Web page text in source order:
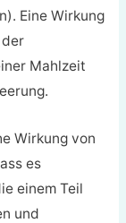
Eine Wirkung
Mahlzeit
Wirkung von
es
einem Teil
und